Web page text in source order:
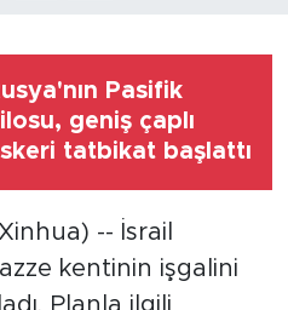
Pasifik
geniş çaplı
tatbikat başlattı
-- İsrail
kentinin işgalini
Planla ilgili